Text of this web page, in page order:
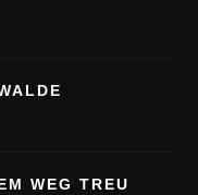
WEG TREU